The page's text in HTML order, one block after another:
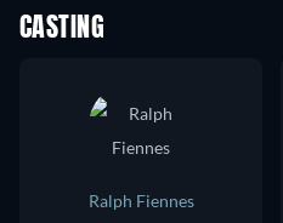
CASTING
Ralph Fiennes